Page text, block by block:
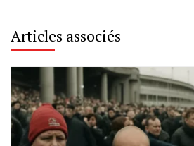
Articles associés